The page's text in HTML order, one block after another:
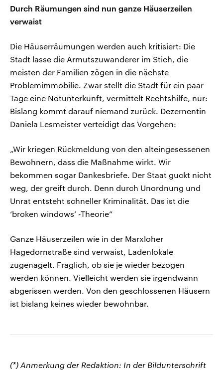
Durch Räumungen sind nun ganze Häuserzeilen
verwaist
Die Häuserräumungen werden auch kritisiert: Die
Stadt lasse die Armutszuwanderer im Stich, die
meisten der Familien zögen in die nächste
Problemimmobilie. Zwar stellt die Stadt für ein paar
Tage eine Notunterkunft, vermittelt Rechtshilfe, nur:
Bislang kommt darauf niemand zurück. Dezernentin
Daniela Lesmeister verteidigt das Vorgehen:
„Wir kriegen Rückmeldung von den alteingesessenen
Bewohnern, dass die Maßnahme wirkt. Wir
bekommen sogar Dankesbriefe. Der Staat guckt nicht
weg, der greift durch. Denn durch Unordnung und
Unrat entsteht schneller Kriminalität. Das ist die
‘broken windows’ -Theorie”
Ganze Häuserzeilen wie in der Marxloher
Hagedornstraße sind verwaist, Ladenlokale
zugenagelt. Fraglich, ob sie je wieder bezogen
werden können. Vielleicht werden sie irgendwann
abgerissen werden. Von den geschlossenen Häusern
ist bislang keines wieder bewohnbar.
(*) Anmerkung der Redaktion: In der Bildunterschrift